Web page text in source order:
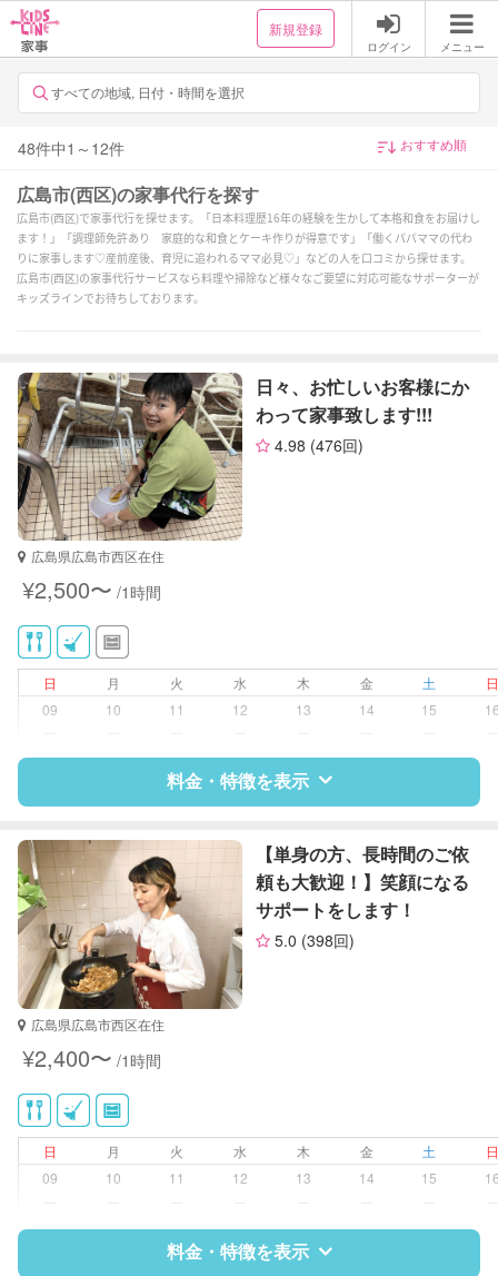
新規登録
ログイン メニュー
すべての地域, 日付・時間を選択
48件中1 ～ 12件
広島市(西区)の家事代行を探す
広島市(西区)で家事代行を探せます。「日本料理歴16年の経験を生かして本格和食をお届けし
ます！」「調理師免許あり 家庭的な和食とケーキ作りが得意です」「働くパパママの代わ
りに家事します♡産前産後、育児に追われるママ必見♡」などの人を口コミから探せます。
広島市(西区)の家事代行サービスなら料理や掃除など様々なご要望に対応可能なサポーターが
キッズラインでお待ちしております。
日々、お忙しいお客様にか
わって家事致します!!!
4.98 (476回)
広島県広島市西区在住
¥2,500〜 /1時間
日 月 火 水 木 金 土
09
10 11 12 13 14 15
料金・特徴を表示
特徴 料金 レビュー
サポートの特徴
資格 なし
対応可能/特徴
掃除（洗面所、お風呂場、お手洗
近隣買い物
家庭料理
作り置き料理
【単身の方、長時間のご依
頼も大歓迎！】笑顔になる
サポートをします！
5.0 (398回)
広島県広島市西区在住
¥2,400〜 /1時間
日 月 火 水 木 金 土
09
10 11 12 13 14 15
料金・特徴を表示